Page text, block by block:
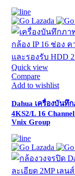
Quick view
Compare
Add to wishlist
Dahua เครื่องบันทึ
4KS2/L 16
Vnix Group